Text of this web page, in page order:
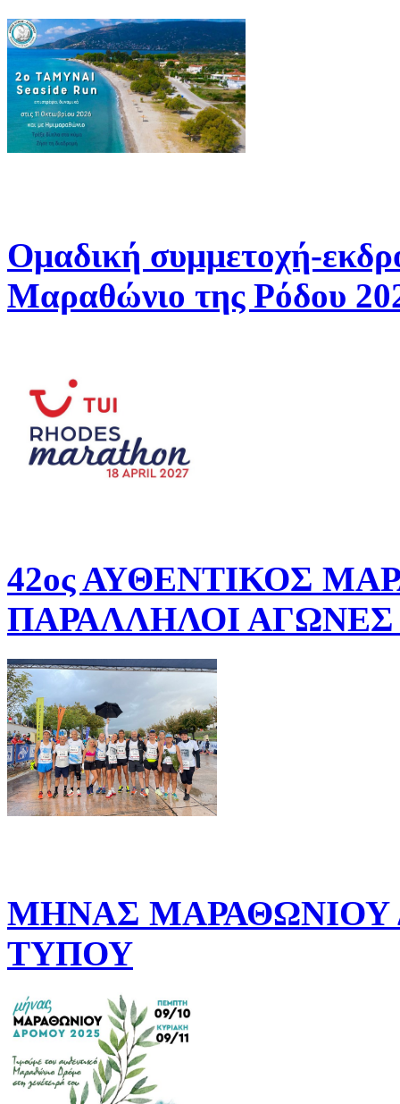
Ομαδική συμμετοχή-
Μαραθώνιο της Ρόδου
42ος ΑΥΘΕΝΤΙΚΟΣ
ΠΑΡΑΛΛΗΛΟΙ ΑΓΩΝΕΣ
ΜΗΝΑΣ ΜΑΡΑΘΩΝΙΟΥ
ΤΥΠΟΥ